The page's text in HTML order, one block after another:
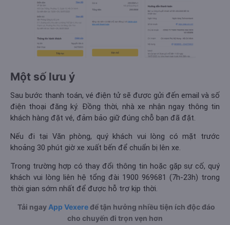
Một số lưu ý
Sau bước thanh toán, vé điện tử sẽ được gửi đến email và số
điện thoại đăng ký. Đồng thời, nhà xe nhận ngay thông tin
khách hàng đặt vé, đảm bảo giữ đúng chỗ bạn đã đặt.
Nếu đi tại Văn phòng, quý khách vui lòng có mặt trước
khoảng 30 phút giờ xe xuất bến để chuẩn bị lên xe.
Trong trường hợp có thay đổi thông tin hoặc gặp sự cố, quý
khách vui lòng liên hệ tổng đài 1900 969681 (7h-23h) trong
thời gian sớm nhất để được hỗ trợ kịp thời.
Tải ngay App Vexeređể tận hưởng nhiều tiện ích độc đáo
cho chuyến đi trọn vẹn hơn